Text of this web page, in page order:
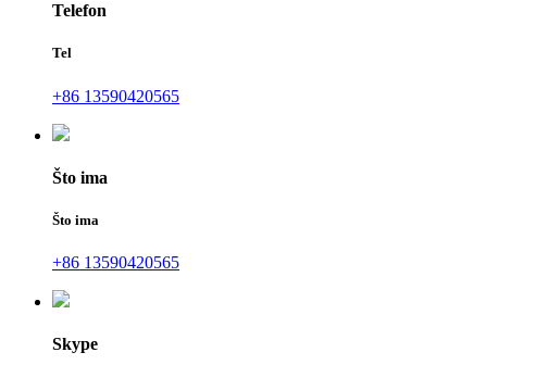
Telefon
Tel
+86 13590420565
Što ima
Što ima
+86 13590420565
Skype